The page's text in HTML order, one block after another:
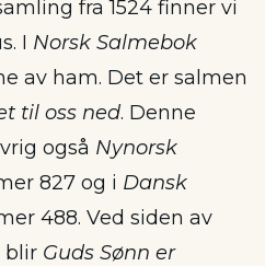
fra 1524 finner vi
I Norsk Salmebok
av ham. Det er salmen
til oss ned. Denne
også Nynorsk
827 og i Dansk
488. Ved siden av
blir Guds Sønn er